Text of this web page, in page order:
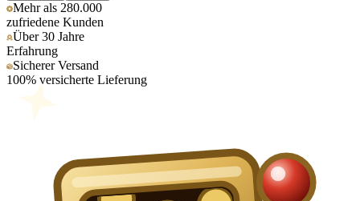
Mehr als 280.000
zufriedene Kunden
Über 30 Jahre
Erfahrung
Sicherer Versand
100% versicherte Lieferung